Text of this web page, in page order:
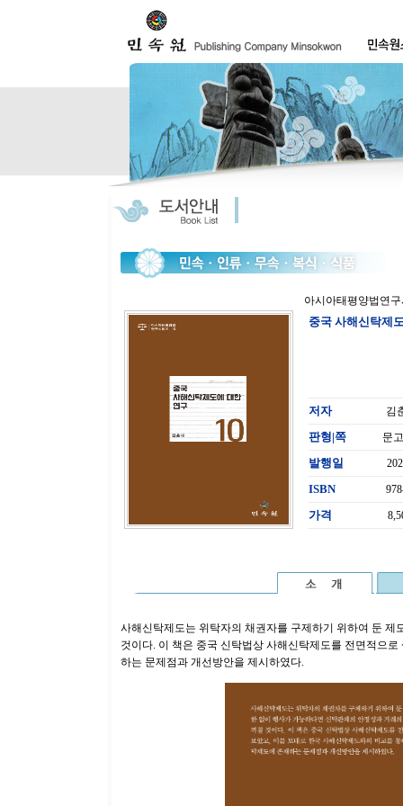
아시아태평양법연구
중국 사해신탁제
저자 김
판형|쪽 문
발행일
ISBN
가격
사해신탁제도는 위탁자의 채권자를 구제하기 위하여 둔
것이다. 이 책은 중국 신탁법상 사해신탁제도를 전면적으
하는 문제점과 개선방안을 제시하였다.